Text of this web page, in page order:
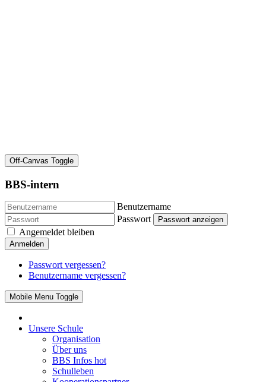
Off-Canvas Toggle
BBS-intern
Benutzername
Passwort
Passwort anzeigen
Angemeldet bleiben
Anmelden
Passwort vergessen?
Benutzername vergessen?
Mobile Menu Toggle
Unsere Schule
Organisation
Über uns
BBS Infos hot
Schulleben